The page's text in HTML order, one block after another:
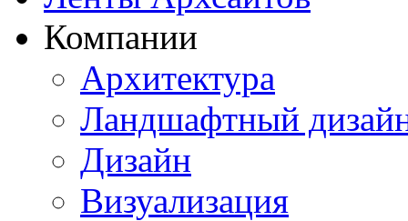
Компании
Архитектура
Ландшафтный
Дизайн
Визуализация